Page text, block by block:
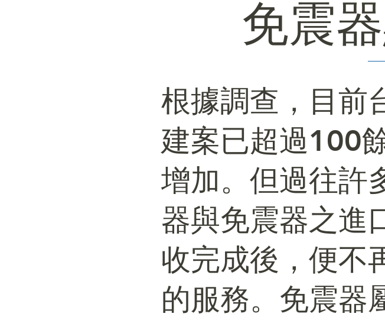
免震
根據調查，目前
建案已超過100
增加。但過往許
器與免震器之進
收完成後，便不
的服務。免震器